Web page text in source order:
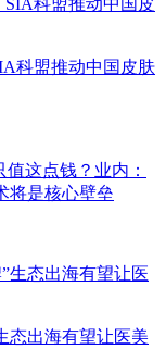
科盟推动中国皮肤
这点钱？业内：
将是核心壁垒
态出海有望让医美